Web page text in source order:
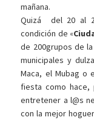
mañana.
Quizá del 20 al
condición de «
de 200grupos de
municipales y
Maca, el Mubag o
fiesta como hace,
entretener a l@s
con la mejor